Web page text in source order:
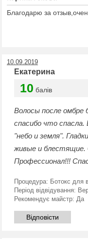
Благодарю за
10.09.2019
Екатерина
10 балів
Волосы после омбре
спасибо что
"небо и земля".
живые и блестящие.
Профессионал!!!
Процедура: Ботокс для
Період відвідування:
Рекомендує майстр: Да
Відповісти